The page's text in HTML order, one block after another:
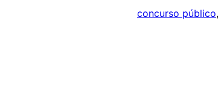
concurso público,